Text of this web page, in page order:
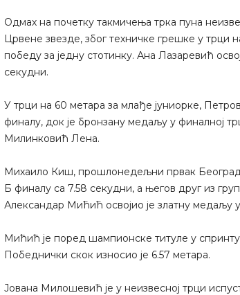
Одмах на почетку такмичења трка пуна
Црвене звезде, због техничке грешке у трци
победу за једну стотинку. Ана Лазаревић
секудни.
У трци на 60 метара за млађе јуниорке,
финалу, док је бронзану медаљу у финалној
Милинковић Лена.
Михаило Киш, прошлонедељни првак
Б финалу са 7.58 секудни, а његов друг из
Александар Мићић освојио је златну медаљу
Мићић је поред шампионске титуле у
Победнички скок износио је 6.57 метара.
Јована Милошевић је у неизвесној трци